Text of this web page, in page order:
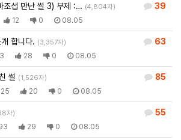
39
조섭 만난 썰 3) 부제 :… (4,804자)
12 0 08.05
63
합니다. (3,357자)
28 0 08.05
85
썰 (1,526자)
20 0 08.05
55
자)
29 0 08.05